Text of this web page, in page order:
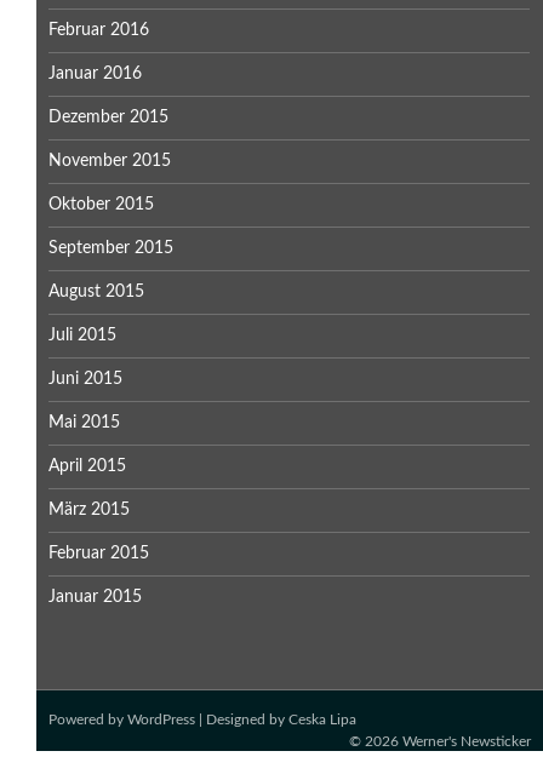
Februar 2016
Januar 2016
Dezember 2015
November 2015
Oktober 2015
September 2015
August 2015
Juli 2015
Juni 2015
Mai 2015
April 2015
März 2015
Februar 2015
Januar 2015
Powered by WordPress | Designed by Ceska Lipa
© 2026 Werner's Newsticker